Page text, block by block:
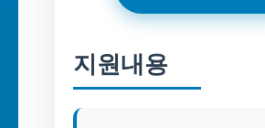
지원내용